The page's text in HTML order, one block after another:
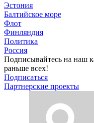
Эстония
Балтийское море
Флот
Финляндия
Политика
Россия
Подписывайтесь на наш
раньше всех!
Подписаться
Партнерские проекты